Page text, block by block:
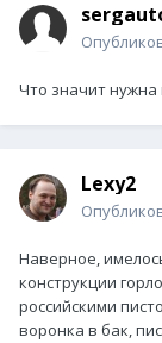
Что значит нужна
Lexy2
Наверное,
конструкции
российскими
воронка в бак,